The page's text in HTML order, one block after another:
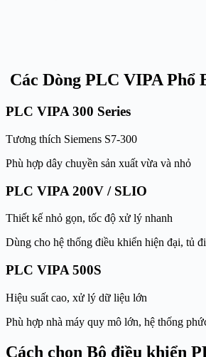
Các Dòng PLC VIPA Phổ
PLC VIPA 300 Series
Tương thích Siemens S7-300
Phù hợp dây chuyền sản xuất vừa và nhỏ
PLC VIPA 200V / SLIO
Thiết kế nhỏ gọn, tốc độ xử lý nhanh
Dùng cho hệ thống điều khiển hiện đại, tủ
PLC VIPA 500S
Hiệu suất cao, xử lý dữ liệu lớn
Phù hợp nhà máy quy mô lớn, hệ thống
Cách chọn Bộ điều khiển